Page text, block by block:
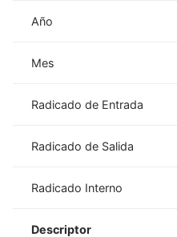
Año
Mes
Radicado de Entrada
Radicado de Salida
Radicado Interno
Descriptor